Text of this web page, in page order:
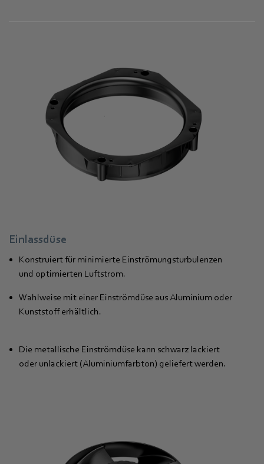
Einlassdüse
Konstruiert für minimierte Einströmungsturbulenzen
und optimierten Luftstrom.
Wahlweise mit einer Einströmdüse aus Aluminium oder
Kunststoff erhältlich.
Die metallische Einströmdüse kann schwarz lackiert
oder unlackiert (Aluminiumfarbton) geliefert werden.